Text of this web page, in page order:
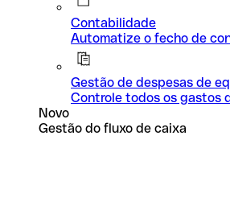
Contabilidade
Automatize o fecho de
Gestão de despesas de
Controle todos os gastos
Novo
Gestão do fluxo de caixa